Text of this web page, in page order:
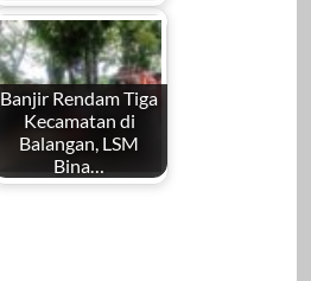
Banjir Rendam Tiga
Kecamatan di
Balangan, LSM
Bina…